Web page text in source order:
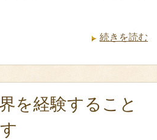
続きを読む
を経験すること